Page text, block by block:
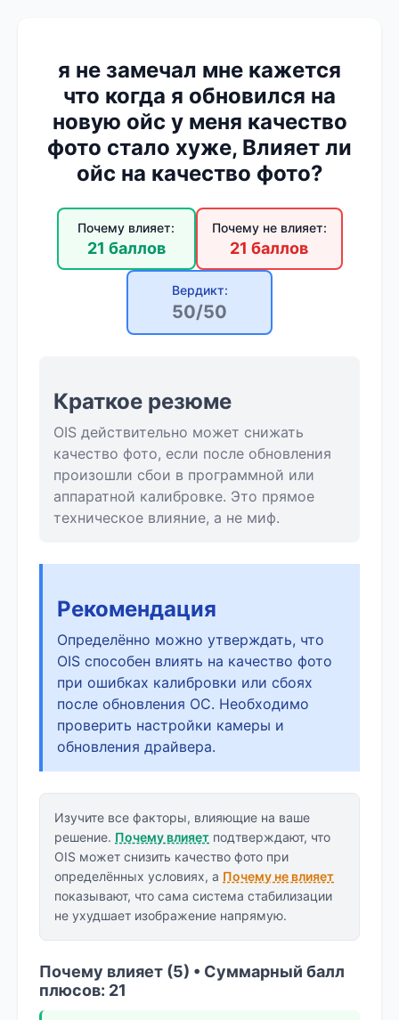
я не замечал мне кажется
что когда я обновился на
новую ойс у меня качество
фото стало хуже, Влияет ли
ойс на качество фото?
Почему влияет:
21 баллов
Почему не влияет:
21 баллов
Вердикт:
50/50
Краткое резюме
OIS действительно может снижать
качество фото, если после обновления
произошли сбои в программной или
аппаратной калибровке. Это прямое
техническое влияние, а не миф.
Рекомендация
Определённо можно утверждать, что
OIS способен влиять на качество фото
при ошибках калибровки или сбоях
после обновления ОС. Необходимо
проверить настройки камеры и
обновления драйвера.
Изучите все факторы, влияющие на ваше
решение. Почему влияет подтверждают, что
OIS может снизить качество фото при
определённых условиях, а Почему не влияет
показывают, что сама система стабилизации
не ухудшает изображение напрямую.
Почему влияет (5) • Суммарный балл
плюсов: 21